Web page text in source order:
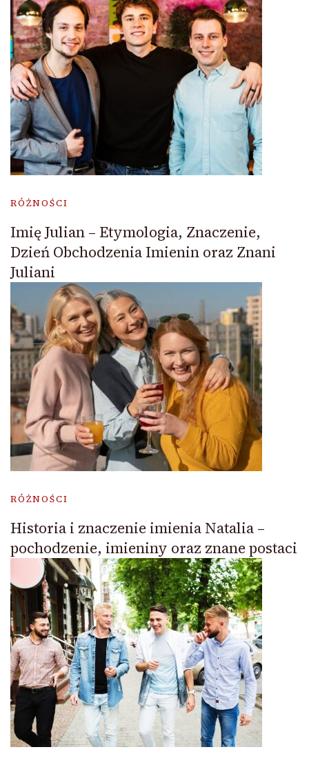
RÓŻNOŚCI
Imię Julian – Etymologia, Znaczenie,
Dzień Obchodzenia Imienin oraz Znani
Juliani
RÓŻNOŚCI
Historia i znaczenie imienia Natalia –
pochodzenie, imieniny oraz znane postaci